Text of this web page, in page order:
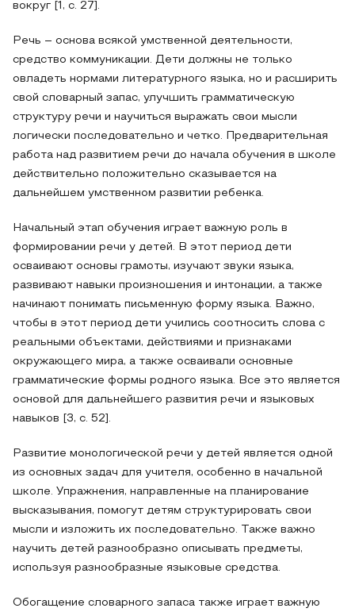
вокруг [1, с. 27].
Речь – основа всякой умственной деятельности,
средство коммуникации. Дети должны не только
овладеть нормами литературного языка, но и расширить
свой словарный запас, улучшить грамматическую
структуру речи и научиться выражать свои мысли
логически последовательно и четко. Предварительная
работа над развитием речи до начала обучения в школе
действительно положительно сказывается на
дальнейшем умственном развитии ребенка.
Начальный этап обучения играет важную роль в
формировании речи у детей. В этот период дети
осваивают основы грамоты, изучают звуки языка,
развивают навыки произношения и интонации, а также
начинают понимать письменную форму языка. Важно,
чтобы в этот период дети учились соотносить слова с
реальными объектами, действиями и признаками
окружающего мира, а также осваивали основные
грамматические формы родного языка. Все это является
основой для дальнейшего развития речи и языковых
навыков [3, с. 52].
Развитие монологической речи у детей является одной
из основных задач для учителя, особенно в начальной
школе. Упражнения, направленные на планирование
высказывания, помогут детям структурировать свои
мысли и изложить их последовательно. Также важно
научить детей разнообразно описывать предметы,
используя разнообразные языковые средства.
Обогащение словарного запаса также играет важную